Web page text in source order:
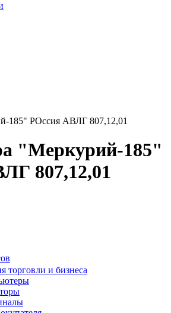
185" РОссия АВЛГ 807,12,01
"Меркурий-185"
807,12,01
торговли и бизнеса